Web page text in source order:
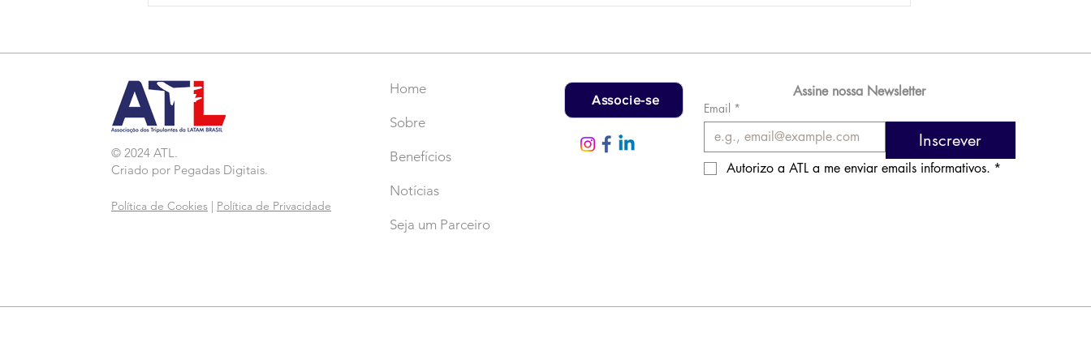
© 2024 ATL.
Criado por Pegadas Digitais.
Política de Cookies Política de Privacidade
Home
Sobre
Benefícios
Notícias
Seja um Parceiro
Associe-se
Assine nossa Newsletter
Email *
Inscrever
Autorizo a ATL a me enviar emails informativos. *